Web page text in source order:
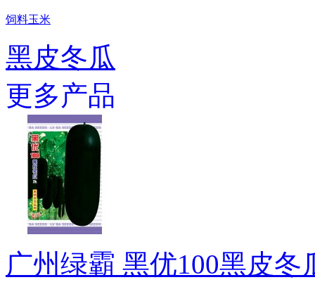
饲料玉米
黑皮冬瓜
更多产品
广州绿霸 黑优100黑皮冬